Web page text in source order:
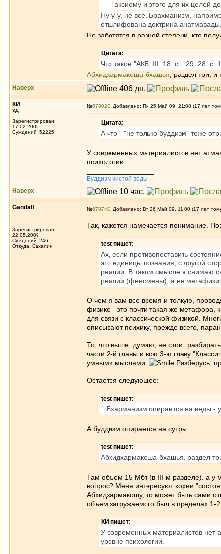
аксиому и этого для их целей
Ну-у-у, не все. Брахманизм,
отшлифована доктрина
Не заботятся в разной степени, кто
Цитата:
Что такое "АКБ, III, 18, с. 129; 28, с.
Абхидхармакоша-бхашья , раздел три, и
Наверх
КИ
3Д
Зарегистрирован:
17.02.2005
Суждений: 52225
№67802 Добавлено: Пн 25 Май 09, 21:08 (17 лет
Цитата:
А что - "не только буддизм" тоже
У современных материалистов нет
психологии.
Буддизм чистой воды
Наверх
Gandalf
Зарегистрирован:
22.05.2009
Суждений: 246
Откуда: Сахалин
№67874 Добавлено: Вт 26 Май 09, 11:00 (17 лет
Так, кажется намечается понимание.
test пишет:
Ах, если противопоставить
это единицы познания, с другой
реалии. В таком смысле я снимаю
реалии (феномены), а не
О чем я вам все время и толкую,
физике - это почти такая же метафора,
для связи с классической физикой.
описывают психику, прежде всего,
То, что выше, думаю, не стоит
части 2-й главы и всю 3-ю главу
умными мыслями.
Разберусь,
Остается следующее:
test пишет:
...Бхарманизм опирается на веды -
А буддизм опирается на сутры...
test пишет:
Абхидхармакоша-бхашья, раздел
Там объем 15 Мбт (в III-м разделе), а у
вопрос? Меня интересуют корни
Абхидхармакошу, то может быть сами
объем загружаемого был в пределах 1-
КИ пишет:
У современных материалистов нет
уровне психологии.